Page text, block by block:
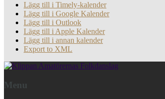
Lägg till i Timely-kalender
Lägg till i Google Kalender
Lägg till i Outlook
Lägg till i Apple Kalender
Lägg till i annan kalender
Export to XML
Menu